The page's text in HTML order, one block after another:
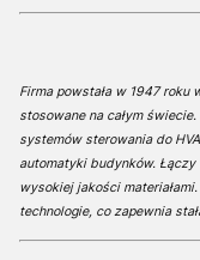
Firma powstała w 1947
stosowane na całym
systemów sterowania do
automatyki budynków.
wysokiej jakości
technologie, co zapewnia